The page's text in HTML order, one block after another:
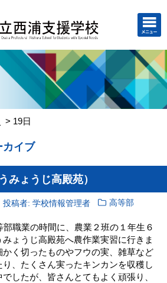
19日
カイブ
みょうじ高殿苑）
投稿者: 学校情報管理者 高等部
部職業の時間に、農業２班の１年生６
ょうじ高殿苑へ農作業実習に行きま
かく切ったものやフウの実、雑草など
、たくさん実ったキンカンを収穫し
したが、皆さんとてもよく頑張り、